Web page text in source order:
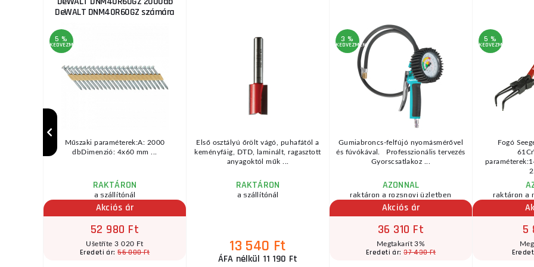
DeWALT DNM40R60GZ számára
5 %
KEDVEZMÉNY
Műszaki paraméterek:A: 2000
dbDimenzió: 4x60 mm ...
RAKTÁRON
a szállítónál
Akciós ár
52 980 Ft
Ušetříte 3 020 Ft
Eredeti ár:56 000 Ft
Első osztályú őrölt vágó, puhafától a
keményfáig, DTD, laminált, ragasztott
anyagoktól műk ...
RAKTÁRON
a szállítónál
13 540 Ft
ÁFA nélkül 11 190 Ft
3 %
KEDVEZMÉNY
Gumiabroncs-felfújó nyomásmérővel
és fúvókával. Professzionális tervezés
Gyorscsatlakoz ...
AZONNAL
raktáron a rozsnovi üzletben
Akciós ár
36 310 Ft
Megtakarít 3%
Eredeti ár:37 430 Ft
5 %
KEDVEZMÉNY
Fogó
raktáron a
5